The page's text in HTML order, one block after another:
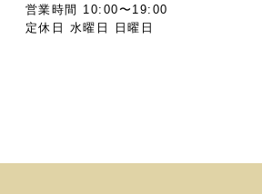
営業時間 10:00〜19:00
定休日 水曜日 日曜日